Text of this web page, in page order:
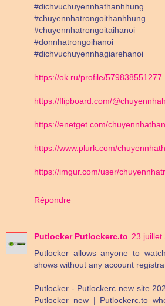
#dichvuchuyennhathanhhung
#chuyennhatrongoithanhhung
#donnhatrongoihanoi
#dichvuchuyennhagiarehanoi
https://ok.ru/profile/579838551277
https://flipboard.com/
https://enetget.com/
https://www.plurk.com/
https://imgur.com/user/
Répondre
Putlocker Putlockerc.to 23 juillet
Putlocker allows anyone to
shows without any account
Putlocker - Putlockerc new site
Putlocker new | Putlockerc.to